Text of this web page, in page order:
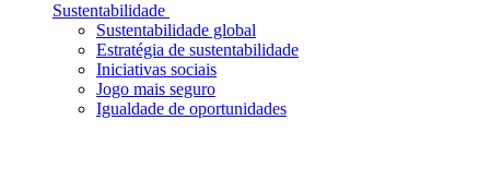
Sustentabilidade
Sustentabilidade global
Estratégia de sustentabilidade
Iniciativas sociais
Jogo mais seguro
Igualdade de oportunidades